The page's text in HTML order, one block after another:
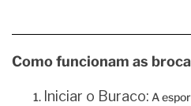
Como funcionam as
Iniciar o Buraco: A